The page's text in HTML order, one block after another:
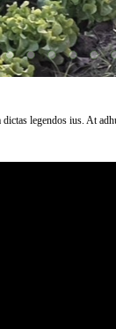
legendos ius. At